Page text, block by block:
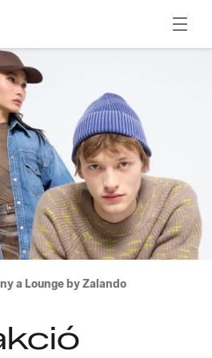
a Lounge by Zalando